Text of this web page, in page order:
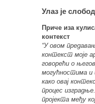
Улаз је
Приче иза
контекст
“У овом
контекст моје
говорећи о
могућностима и
како овај
процес
пројекта међу